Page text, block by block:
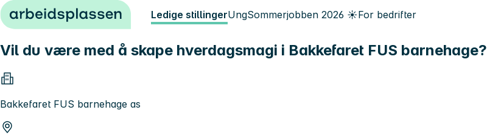
Hopp til innhold Ledige stillingerUngSommerjobben 2026 ☀️For bedrifter
Vil du være med å skape hverdagsmagi i Bakkefaret FUS barnehage?
Bakkefaret FUS barnehage as